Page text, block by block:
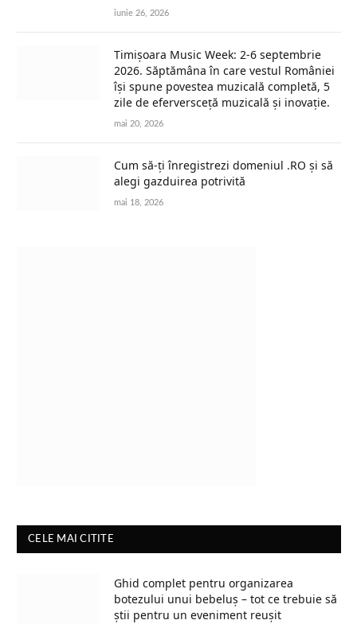
iunie 26, 2026
Timișoara Music Week: 2-6 septembrie
2026. Săptămâna în care vestul României
își spune povestea muzicală completă, 5
zile de eferversceță muzicală și inovație.
mai 20, 2026
Cum să-ți înregistrezi domeniul .RO și să
alegi gazduirea potrivită
mai 18, 2026
CELE MAI CITITE
Ghid complet pentru organizarea
botezului unui bebeluș – tot ce trebuie să
știi pentru un eveniment reușit